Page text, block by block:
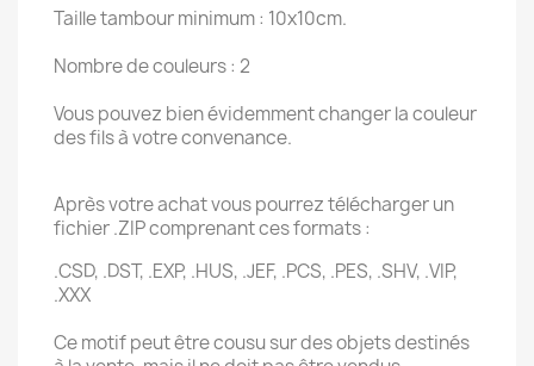
Taille tambour minimum : 10x10cm.
Nombre de couleurs : 2
Vous pouvez bien évidemment changer la couleur
des fils à votre convenance.
Après votre achat vous pourrez télécharger un
fichier .ZIP comprenant ces formats :
.CSD, .DST, .EXP, .HUS, .JEF, .PCS, .PES, .SHV, .VIP,
.XXX
Ce motif peut être cousu sur des objets destinés